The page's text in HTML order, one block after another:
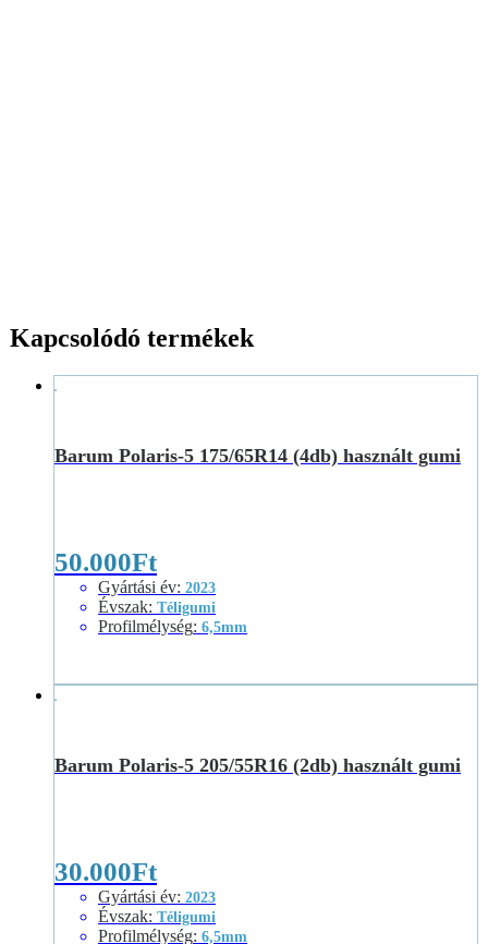
Kapcsolódó termékek
Barum Polaris-5 175/65R14 (4db) használt gumi
50.000Ft
Gyártási év: 2023
Évszak: Téligumi
Profilmélység: 6,5mm
Barum Polaris-5 205/55R16 (2db) használt gumi
30.000Ft
Gyártási év: 2023
Évszak: Téligumi
Profilmélység: 6,5mm